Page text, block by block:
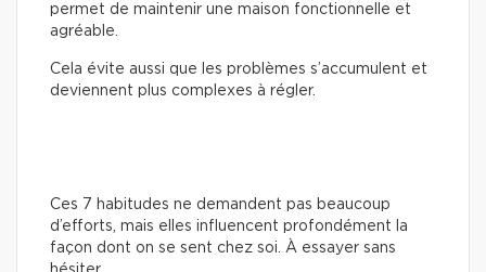
permet de maintenir une maison fonctionnelle et
agréable.
Cela évite aussi que les problèmes s’accumulent et
deviennent plus complexes à régler.
Ces 7 habitudes ne demandent pas beaucoup
d’efforts, mais elles influencent profondément la
façon dont on se sent chez soi. À essayer sans